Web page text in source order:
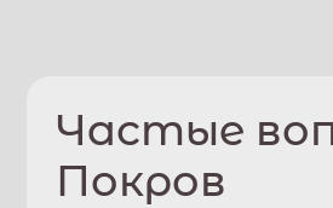
Частые
Покров